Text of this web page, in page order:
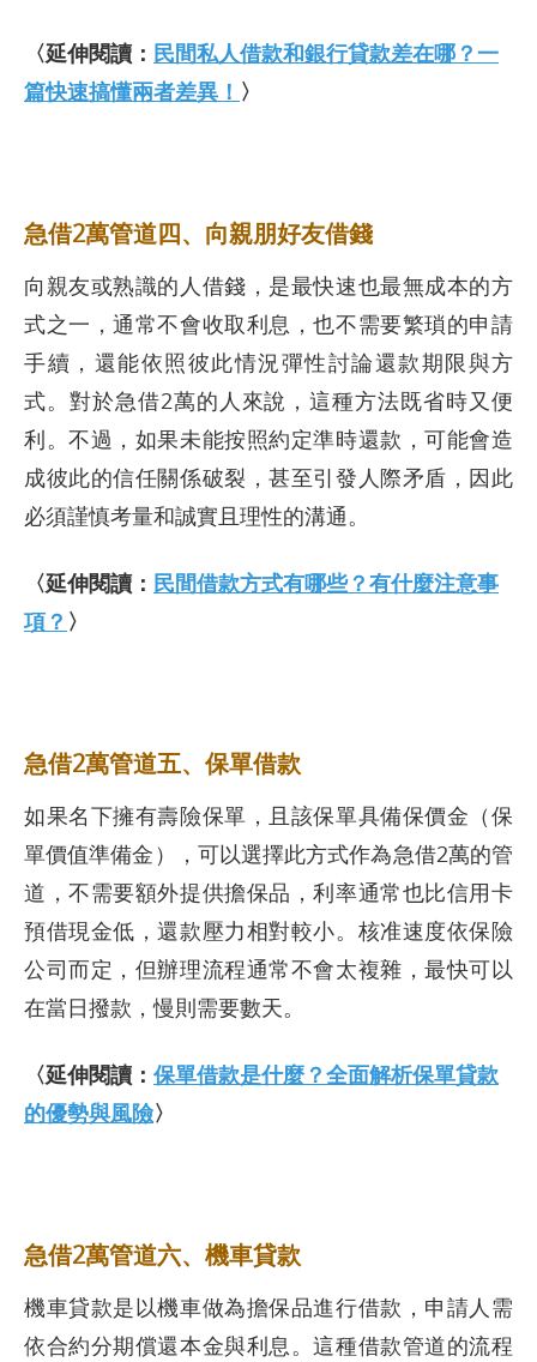
〈延伸閱讀： 民間私人借款和銀行貸款差在哪？一
篇快速搞懂兩者差異！ 〉
急借2萬管道四、向親朋好友借錢
向親友或熟識的人借錢，是最快速也最無成本的方
式之一，通常不會收取利息，也不需要繁瑣的申請
手續，還能依照彼此情況彈性討論還款期限與方
式。對於急借2萬的人來說，這種方法既省時又便
利。不過，如果未能按照約定準時還款，可能會造
成彼此的信任關係破裂，甚至引發人際矛盾，因此
必須謹慎考量和誠實且理性的溝通。
〈延伸閱讀： 民間借款方式有哪些？有什麼注意事
項？ 〉
急借2萬管道五、保單借款
如果名下擁有壽險保單，且該保單具備保價金（保
單價值準備金），可以選擇此方式作為急借2萬的管
道，不需要額外提供擔保品，利率通常也比信用卡
預借現金低，還款壓力相對較小。核准速度依保險
公司而定，但辦理流程通常不會太複雜，最快可以
在當日撥款，慢則需要數天。
〈延伸閱讀： 保單借款是什麼？全面解析保單貸款
的優勢與風險〉
急借2萬管道六、機車貸款
機車貸款是以機車做為擔保品進行借款，申請人需
依合約分期償還本金與利息。這種借款管道的流程